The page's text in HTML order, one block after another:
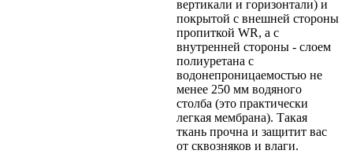
вертикали и горизонтали) и
покрытой с внешней стороны
пропиткой WR, а с
внутренней стороны - слоем
полиуретана с
водонепроницаемостью не
менее 250 мм водяного
столба (это практически
легкая мембрана). Такая
ткань прочна и защитит вас
от сквозняков и влаги.